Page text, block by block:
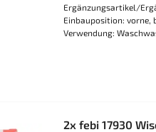
Ergänzungsartikel/
Einbauposition: vorne,
Verwendung:
2x febi 17930